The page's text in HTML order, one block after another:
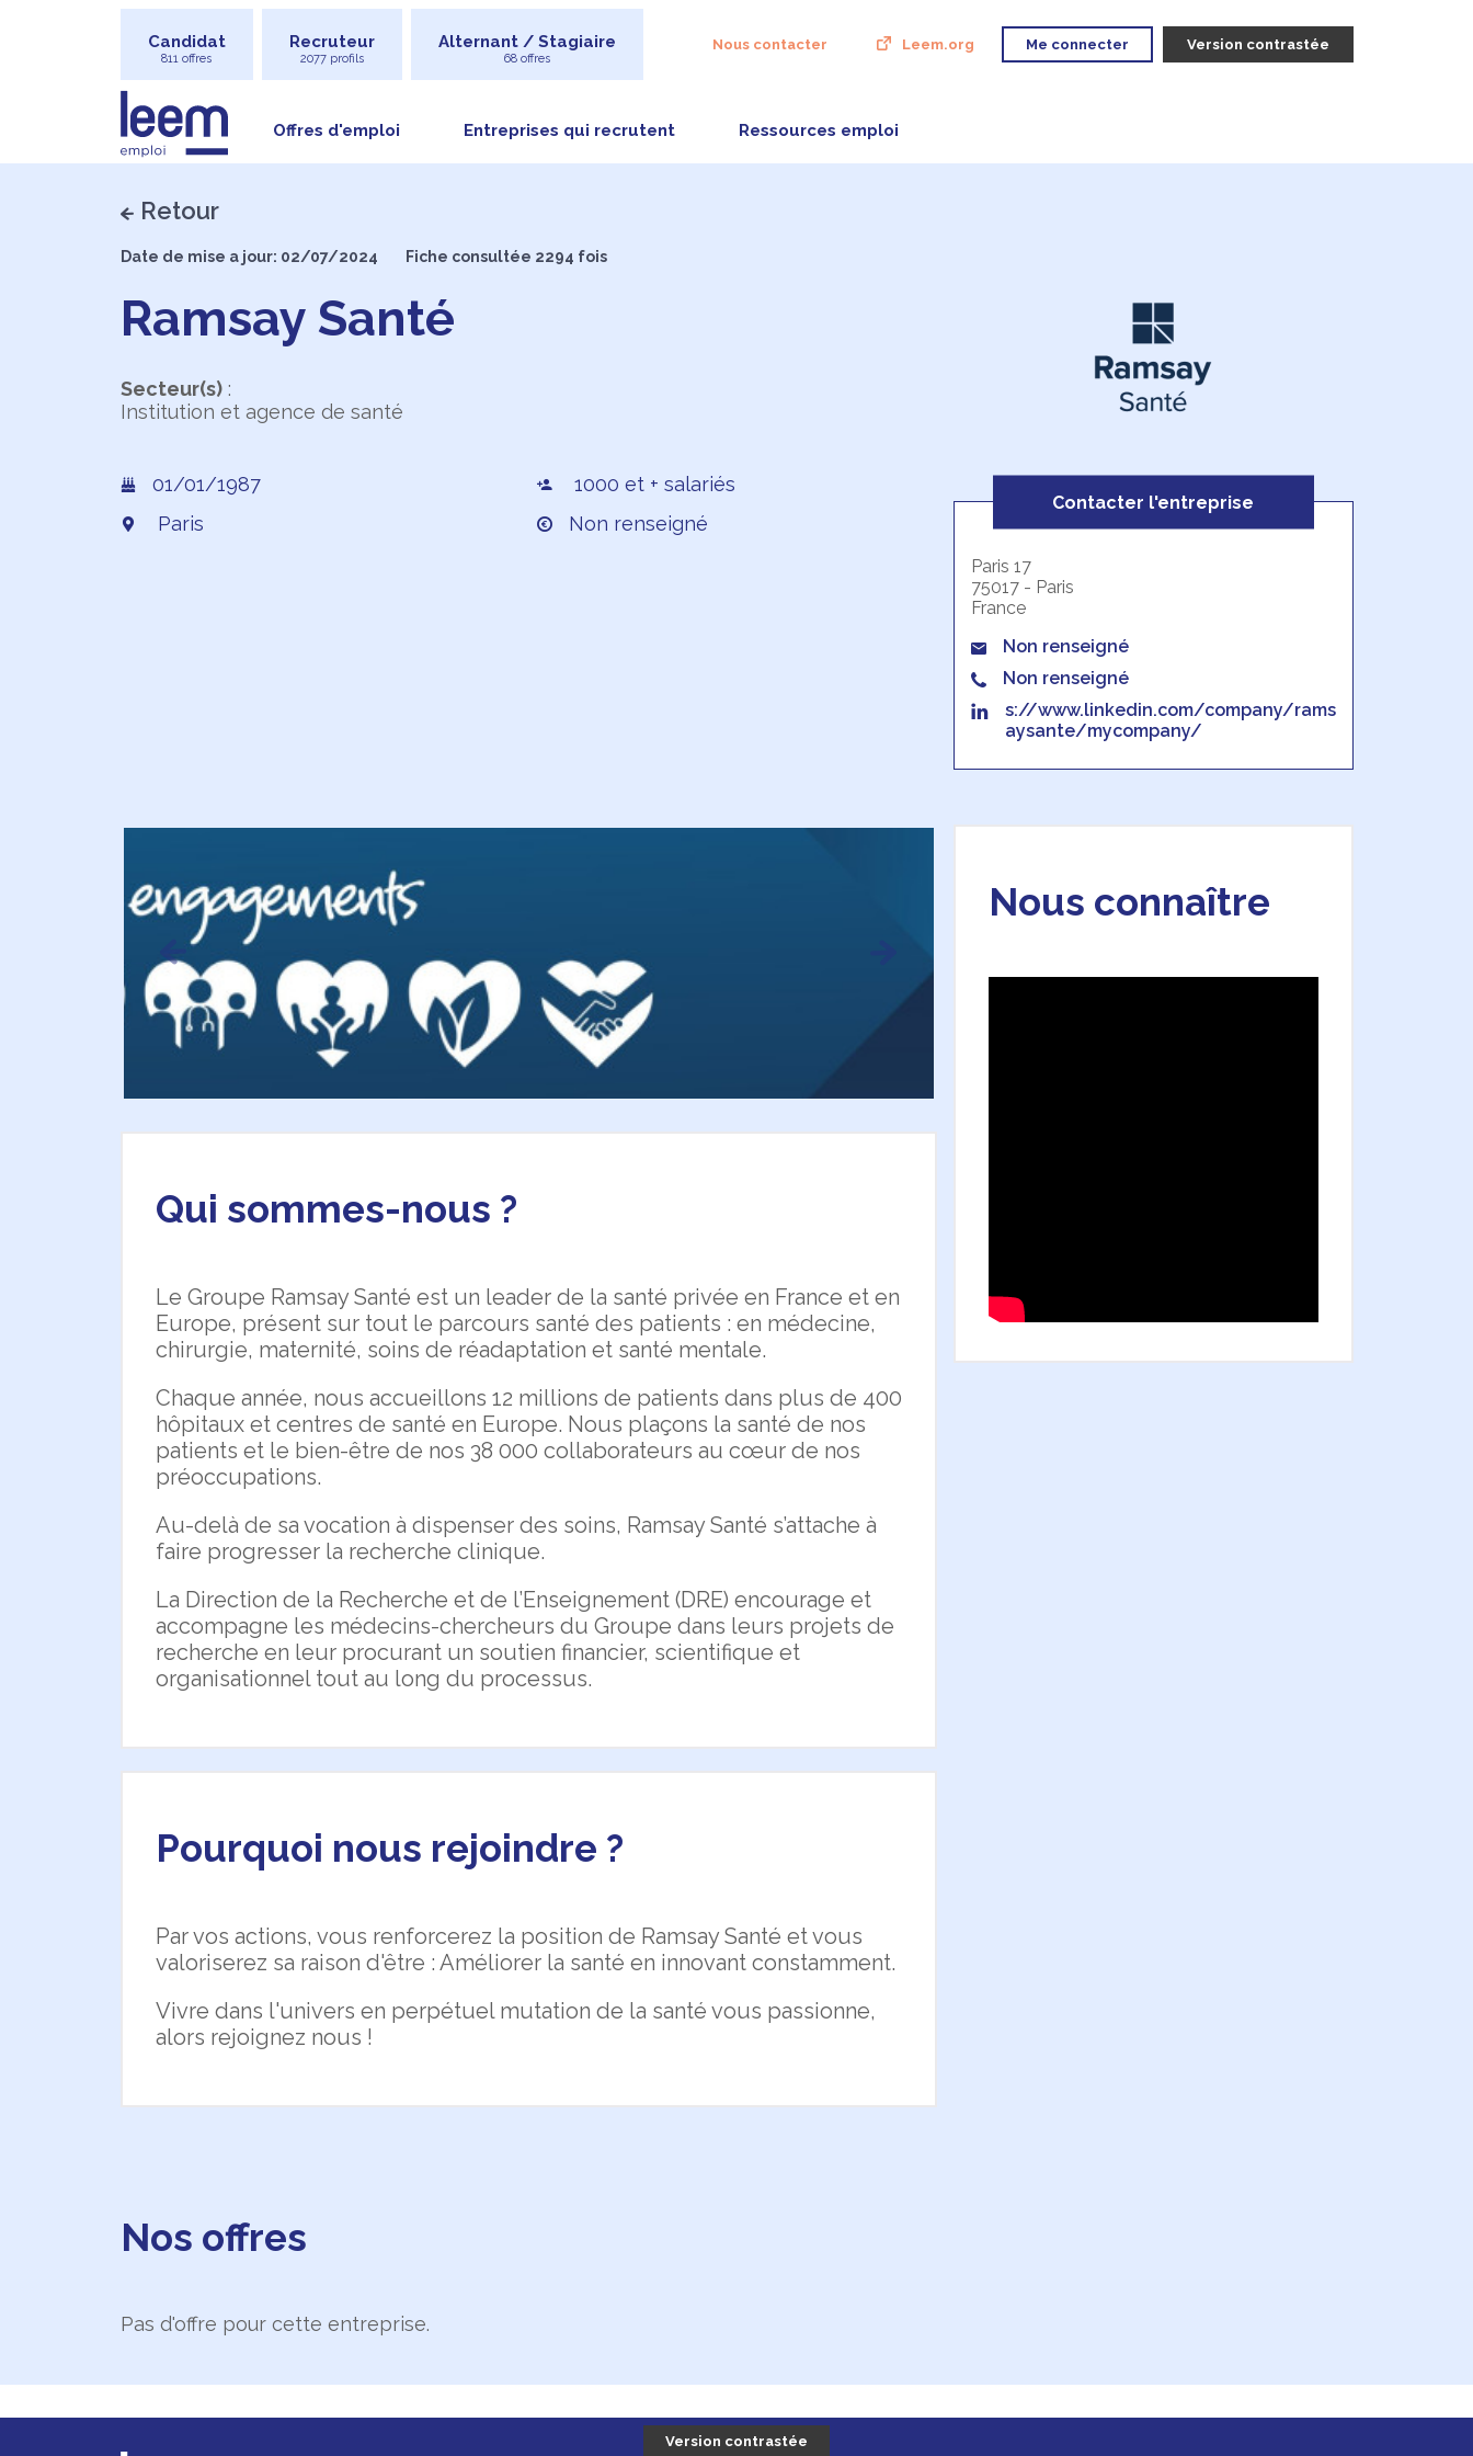
Candidat
811 offres
Recruteur
2077 profils
Alternant / Stagiaire
68 offres
Nous contacter Leem.org Me connecter Version contrastée
Offres d'emploi Entreprises qui recrutent Ressources emploi
Retour
Date de mise a jour: 02/07/2024 Fiche consultée 2294 fois
Ramsay Santé
Secteur(s):
Institution et agence de santé
01/01/1987
Paris
1000 et + salariés
Non renseigné
Contacter l'entreprise
Paris 17
75017 - Paris
France
Non renseigné
Non renseigné
s://www.linkedin.com/company/rams
aysante/mycompany/
Previous
Qui sommes-nous ?
Le Groupe Ramsay Santé est un leader de la santé privée en France et en
Europe, présent sur tout le parcours santé des patients : en médecine,
chirurgie, maternité, soins de réadaptation et santé mentale.
Chaque année, nous accueillons 12 millions de patients dans plus de 400
hôpitaux et centres de santé en Europe. Nous plaçons la santé de nos
patients et le bien-être de nos 38 000 collaborateurs au cœur de nos
préoccupations.
Au-delà de sa vocation à dispenser des soins, Ramsay Santé s’attache à
faire progresser la recherche clinique.
La Direction de la Recherche et de l’Enseignement (DRE) encourage et
accompagne les médecins-chercheurs du Groupe dans leurs projets de
recherche en leur procurant un soutien financier, scientifique et
organisationnel tout au long du processus.
Pourquoi nous rejoindre ?
Par vos actions, vous renforcerez la position de Ramsay Santé et vous
valoriserez sa raison d'être : Améliorer la santé en innovant constamment.
Vivre dans l'univers en perpétuel mutation de la santé vous passionne,
alors rejoignez nous !
Nous connaître
Nos offres
Pas d'offre pour cette entreprise.
Version contrastée